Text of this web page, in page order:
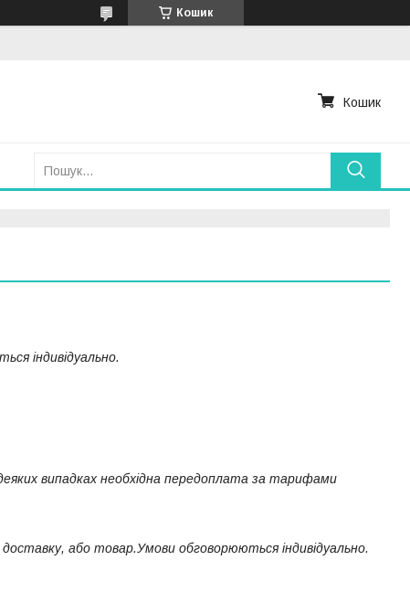
Кошик
Кошик
індивідуально.
випадках необхідна передоплата за тарифами
або товар.Умови обговорюються індивідуально.